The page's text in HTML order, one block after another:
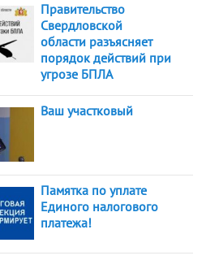
Правительство
Свердловской
области разъясняет
порядок действий при
угрозе БПЛА
Ваш участковый
Памятка по уплате
Единого налогового
платежа!